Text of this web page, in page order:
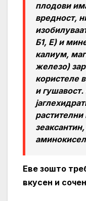
плодови
вредност,
Б1, Е) и
калиум,
железо)
користеле
и
Еве зошто
вкусен и